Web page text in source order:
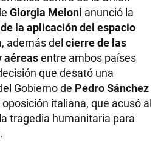
Giorgia Meloni anunció la
la aplicación del espacio
, además del cierre de las
aéreasentre ambos países
que desató una
Gobierno de Pedro Sánchez
italiana, que acusó al
tragedia humanitaria para